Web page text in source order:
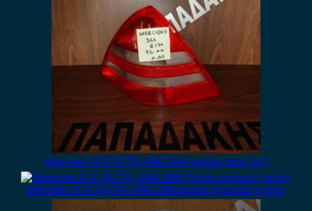
Mercedes SLK R170 1996-2000 φανάρι πίσω δεξί
Mercedes SLK (R170) 1996-2000 βολάν τιμονιού (τιμόνι)